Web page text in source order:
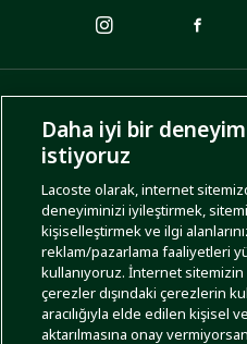
ÖDEME SEÇENEKLERİ
KARGO SEÇENEKLERİ
Daha iyi bir
istiyoruz
Lacoste olarak, internet
deneyiminizi iyileştirmek,
kişiselleştirmek ve ilgi
reklam/pazarlama faaliyetleri
kullanıyoruz. İnternet sitemizin
çerezler dışındaki çerezlerin
aracılığıyla elde edilen kişisel
aktarılmasına onay